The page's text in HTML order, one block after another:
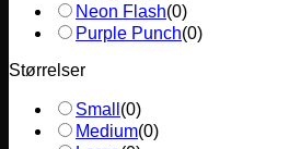
Neon Flash(0)
Purple Punch(0)
Størrelser
Small (0)
Medium(0)